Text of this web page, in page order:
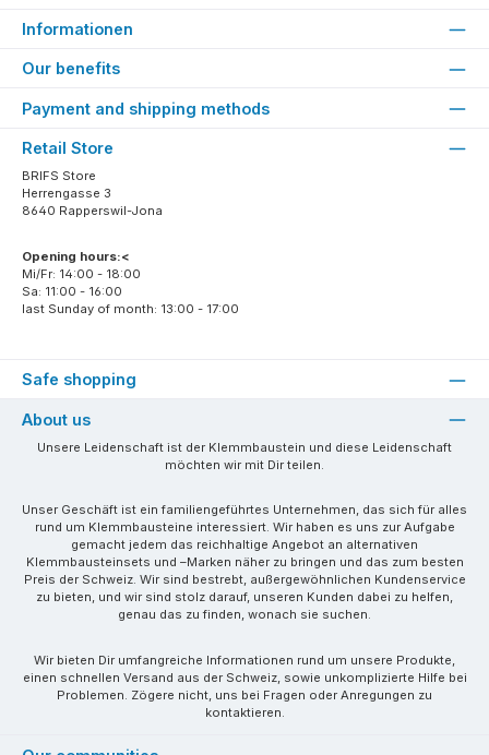
Informationen
Our benefits
Payment and shipping methods
Safe shopping
Retail Store
BRIFS Store
Herrengasse 3
8640 Rapperswil-Jona
Opening hours:<
Mi/Fr: 14:00 - 18:00
Sa: 11:00 - 16:00
last Sunday of month: 13:00 - 17:00
About us
Unsere Leidenschaft ist der Klemmbaustein und diese Leidenschaft
möchten wir mit Dir teilen.
Unser Geschäft ist ein familiengeführtes Unternehmen, das sich für alles
rund um Klemmbausteine interessiert. Wir haben es uns zur Aufgabe
gemacht jedem das reichhaltige Angebot an alternativen
Klemmbausteinsets und –Marken näher zu bringen und das zum besten
Preis der Schweiz. Wir sind bestrebt, außergewöhnlichen Kundenservice
zu bieten, und wir sind stolz darauf, unseren Kunden dabei zu helfen,
genau das zu finden, wonach sie suchen.
Wir bieten Dir umfangreiche Informationen rund um unsere Produkte,
einen schnellen Versand aus der Schweiz, sowie unkomplizierte Hilfe bei
Problemen. Zögere nicht, uns bei Fragen oder Anregungen zu
kontaktieren.